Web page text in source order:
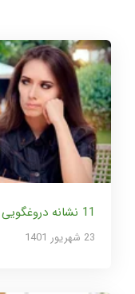
11 نشانه دروغگویی همسر| آیا همسرتان خیانت می کند؟
23 شهریور 1401